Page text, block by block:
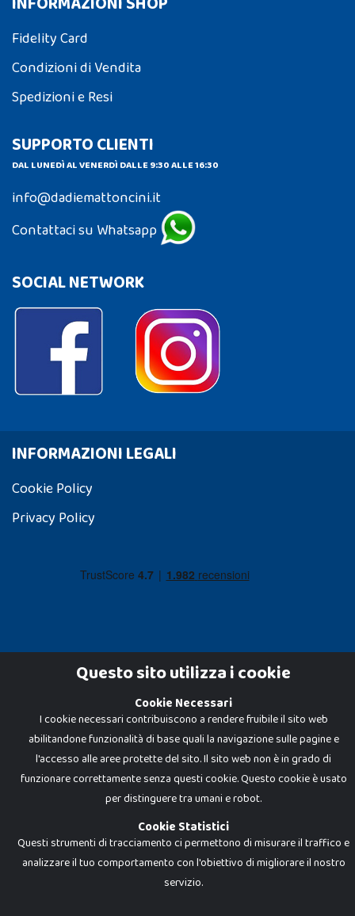
Fidelity Card
Condizioni di Vendita
Spedizioni e Resi
SUPPORTO CLIENTI
DAL LUNEDÌ AL VENERDÌ DALLE 9:30 ALLE 16:30
info@dadiemattoncini.it
Contattaci su Whatsapp
SOCIAL NETWORK
INFORMAZIONI LEGALI
Cookie Policy
Privacy Policy
Dadi e Mattoncini è un brand di Giocabene Srl. Ogni riproduzione o utilizzo non
espressamente autorizzato è severamente vietato. Tutti i loghi, marchi,
brand elencati nel presente shop sono di proprietà dei rispettivi titolari.
I prezzi e le promozioni pubblicate potrebbero differire da quanto esposto in
negozio.
Giocabene Srl - via della Posta 8, 20123 Milano (MI)
P.IVA 02608090425 - REA AN201199 - C.S. 10.000 i.v.
Questo sito utilizza i cookie
Cookie Necessari
I cookie necessari contribuiscono a rendere fruibile il sito web
abilitandone funzionalità di base quali la navigazione sulle pagine e
l'accesso alle aree protette del sito. Il sito web non è in grado di
funzionare correttamente senza questi cookie. Questo cookie è usato
per distinguere tra umani e robot.
Cookie Statistici
Questi strumenti di tracciamento ci permettono di misurare il traffico e
analizzare il tuo comportamento con l'obiettivo di migliorare il nostro
servizio.